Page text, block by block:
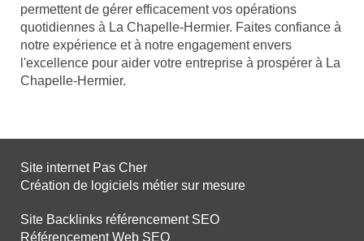
permettent de gérer efficacement vos opérations
quotidiennes à La Chapelle-Hermier. Faites confiance à
notre expérience et à notre engagement envers
l'excellence pour aider votre entreprise à prospérer à La
Chapelle-Hermier.
Site internet Pas Cher
Création de logiciels métier sur mesure
Site Backlinks référencement SEO
Référencement Web SEO